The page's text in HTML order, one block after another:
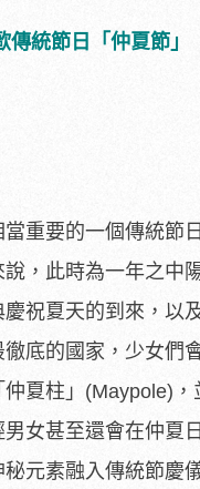
統節日「仲夏節」
重要的一個傳統節
， 此時為一年之中
祝夏天的到來， 以
底的國家， 少女們
夏柱」(Maypole)，
男女甚至還會在仲夏
元素融入傳統節慶